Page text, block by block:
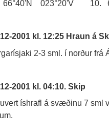
023°20'V 10.
2001 kl. 12:25 Hraun á
2-3 sml. í norður frá
2001 kl. 04:10. Skip
íshrafl á svæðinu 7 sml